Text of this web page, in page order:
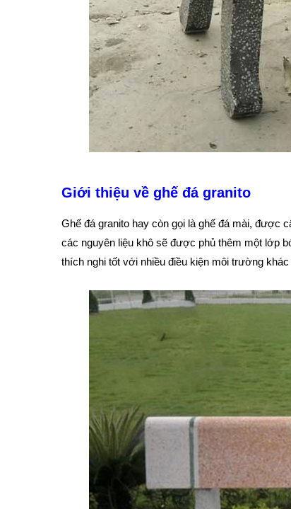
Giới thiệu về ghế đá granito
Ghế đá granito hay còn gọi là ghế đá mài, được
các nguyên liệu khô sẽ được phủ thêm một lớp
thích nghi tốt với nhiều điều kiện môi trường khác